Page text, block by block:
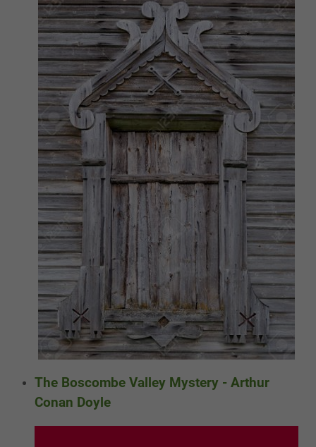
The Boscombe Valley Mystery - Arthur
Conan Doyle